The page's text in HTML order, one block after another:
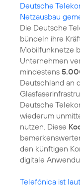
Deutsche
Netzausbau
Die Deutsche
bündeln ihre
Mobilfunknetze
Unternehmen
mindestens
Deutschland an
Deutsche
wiederum
nutzen. Diese
den künftigen
digitale
Telefónica ist